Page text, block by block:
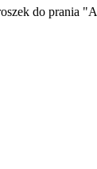
do prania